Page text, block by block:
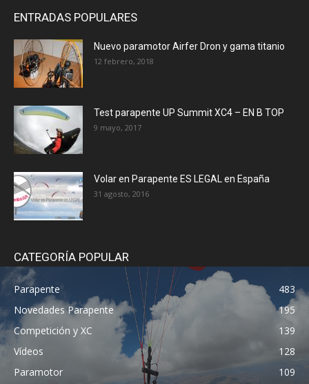
ENTRADAS POPULARES
Nuevo paramotor Airfer Dron y gama titanio
12 febrero, 2018
Test parapente UP Summit XC4 – EN B TOP
9 mayo, 2017
Volar en Parapente ES LEGAL en España
31 agosto, 2016
CATEGORÍA POPULAR
Parapente
483
Novedades Parapente
195
Competición y XC
139
Vídeos
128
Paramotor
109